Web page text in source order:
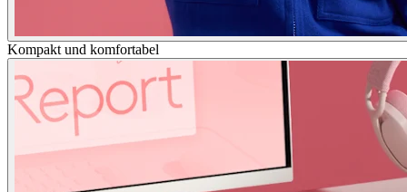
Kompakt und komfortabel